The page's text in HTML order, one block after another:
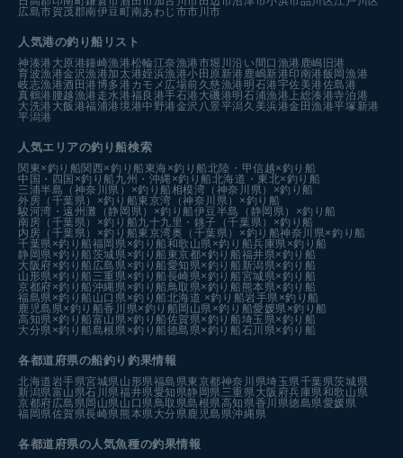
広島市賀茂郡南伊豆町南あわじ市市川市
人気港の釣り船リスト
神湊港 大原港鐘崎漁港松輪江奈漁港市堀川沿い 間口漁港 鹿嶋旧港
育波漁港金沢漁港加太港姪浜漁港小田原新港 鹿嶋新港印南港飯岡漁港
岐志漁港酒田港博多港カモメ広場前久慈漁港 明石港宇佐美港佐島港
真鶴港 腰越漁港 走水港福良港手石港 大磯港明石浦漁港 上総湊港寺泊港
大洗港 大飯港福浦港境港中野港金沢八景平潟久美浜港金田漁港平塚新港
平潟港
人気エリアの釣り船検索
関東×釣り船関西×釣り船 東海×釣り船北陸・甲信越×釣り船
中国・四国×釣り船 九州・沖縄×釣り船北海道・東北×釣り船
三浦半島（神奈川県）×釣り船相模湾（神奈川県）×釣り船
外房（千葉県）×釣り船東京湾（神奈川県）×釣り船
駿河湾・遠州灘（静岡県）×釣り船伊豆半島（静岡県）×釣り船
南房（千葉県）×釣り船九十九里・銚子（千葉県）×釣り船
内房（千葉県）×釣り船東京湾奥（千葉県）×釣り船神奈川県×釣り船
千葉県×釣り船福岡県×釣り船和歌山県×釣り船兵庫県×釣り船
静岡県×釣り船茨城県×釣り船 東京都×釣り船福井県×釣り船
大阪府×釣り船 広島県×釣り船愛知県×釣り船 新潟県×釣り船
山形県×釣り船 三重県×釣り船長崎県×釣り船宮城県×釣り船
京都府×釣り船沖縄県×釣り船鳥取県×釣り船 熊本県×釣り船
福島県×釣り船 山口県×釣り船北海道 ×釣り船岩手県×釣り船
鹿児島県×釣り船香川県×釣り船 岡山県×釣り船愛媛県×釣り船
高知県×釣り船富山県×釣り船佐賀県×釣り船埼玉県×釣り船
大分県×釣り船島根県×釣り船徳島県×釣り船石川県×釣り船
各都道府県の船釣り釣果情報
北海道岩手県宮城県山形県福島県東京都神奈川県埼玉県千葉県茨城県
新潟県富山県石川県福井県愛知県静岡県三重県大阪府兵庫県和歌山県
京都府広島県岡山県山口県鳥取県島根県高知県香川県徳島県愛媛県
福岡県佐賀県長崎県熊本県大分県鹿児島県沖縄県
各都道府県の人気魚種の釣果情報